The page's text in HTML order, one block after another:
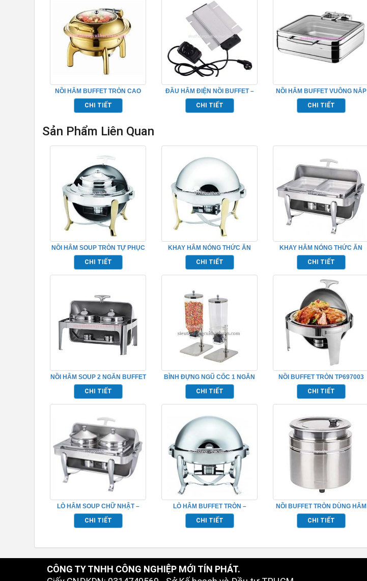
NỒI HÂM BUFFET TRÒN CAO
CẤP – TPHM074
CHI TIẾT
ĐẦU HÂM ĐIỆN NỒI BUFFET –
TP697101
CHI TIẾT
NỒI HÂM BUFFET VUÔNG NẮP
KÍNH – TPHM0246
CHI TIẾT
Sản Phẩm Liên Quan
NỒI HÂM SOUP TRÒN TỰ PHỤC
VỤ NHÀ HÀNG BUFFET –
TP697030
CHI TIẾT
KHAY HÂM NÓNG THỨC ĂN
BUFFET TRÒN – TP697029
CHI TIẾT
KHAY HÂM NÓNG THỨC ĂN
BUFFET – TP697023
CHI TIẾT
NỒI HÂM SOUP 2 NGĂN BUFFET
TP697002
CHI TIẾT
BÌNH ĐỰNG NGŨ CỐC 1 NGĂN
INOX TP697049
CHI TIẾT
NỒI BUFFET TRÒN TP697003
CHI TIẾT
LÒ HÂM SOUP CHỮ NHẬT –
TP697024
CHI TIẾT
LÒ HÂM BUFFET TRÒN –
TP697025
CHI TIẾT
NỒI BUFFET TRÒN DÙNG HÂM
NÓNG SOUP – TP697022
CHI TIẾT
CÔNG TY TNHH CÔNG NGHIỆP MỚI TÍN PHÁT.